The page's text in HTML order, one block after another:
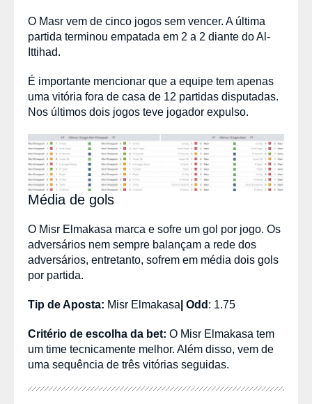
O Masr vem de cinco jogos sem vencer. A última
partida terminou empatada em 2 a 2 diante do Al-
Ittihad.
É importante mencionar que a equipe tem apenas
uma vitória fora de casa de 12 partidas disputadas.
Nos últimos dois jogos teve jogador expulso.
Média de gols
O Misr Elmakasa marca e sofre um gol por jogo. Os
adversários nem sempre balançam a rede dos
adversários, entretanto, sofrem em média dois gols
por partida.
Tip de Aposta: Misr Elmakasa Odd : 1.75
Critério de escolha da bet: O Misr Elmakasa tem
um time tecnicamente melhor. Além disso, vem de
uma sequência de três vitórias seguidas.